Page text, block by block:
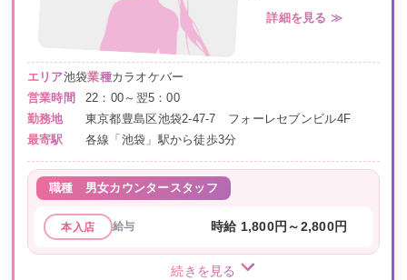
詳細を見る ≫
エリア池袋業種カラオケバー
営業時間
22：00～翌5：00
勤務地
東京都豊島区池袋2-47-7 フォーレセブンビル4F
最寄駅
各線「池袋」駅から徒歩3分
職種 男女カウンタースタッフ
本入店 給与 時給 1,800円～2,800円
続きを見る